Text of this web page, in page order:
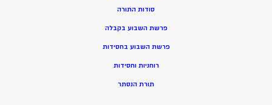
סודות התורה
פרשת השבוע בקבלה
פרשת השבוע בחסידות
רוחניות וחסידות
תורת הנסתר